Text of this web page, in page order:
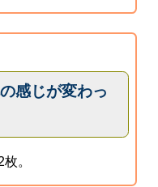
感じが変わっ
。